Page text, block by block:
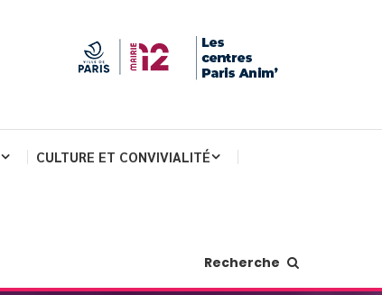
CULTURE ET CONVIVIALITÉ
Recherche